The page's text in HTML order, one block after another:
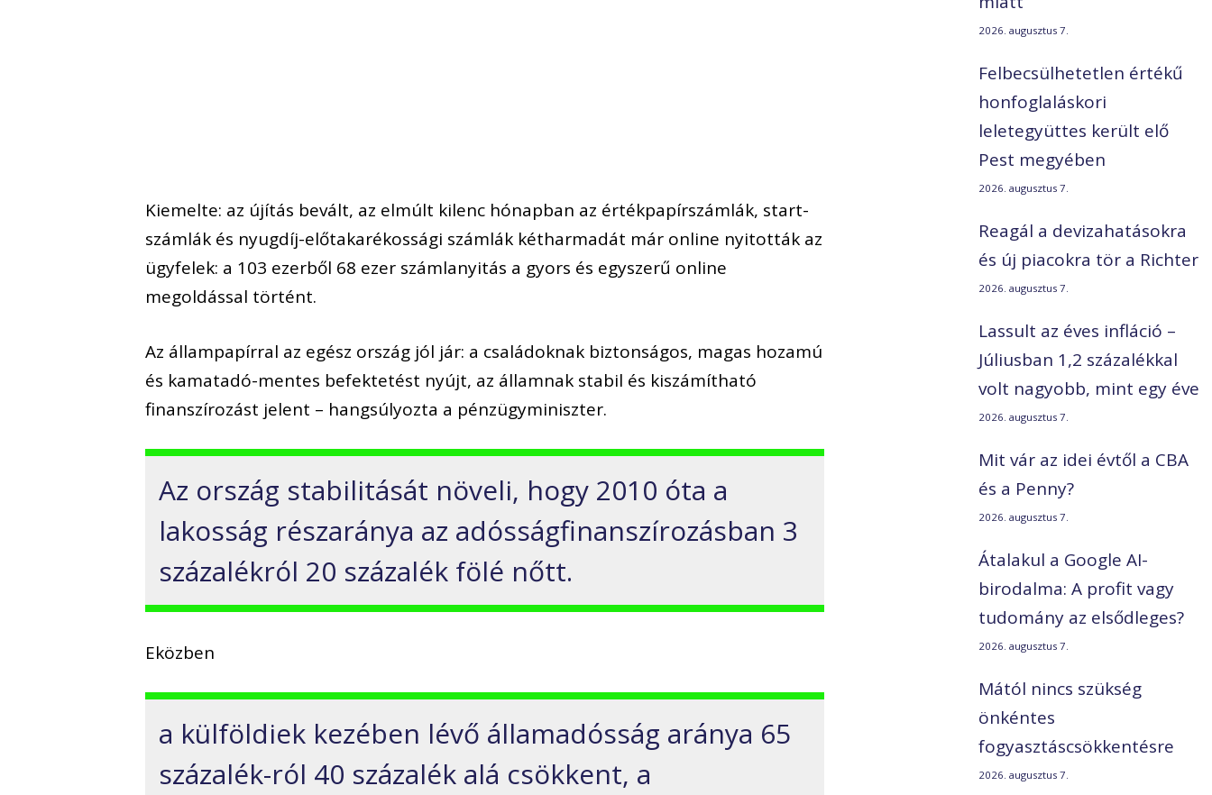
Kiemelte: az újítás bevált, az elmúlt kilenc hónapban az értékpapírszámlák, start-
számlák és nyugdíj-előtakarékossági számlák kétharmadát már online nyitották az
ügyfelek: a 103 ezerből 68 ezer számlanyitás a gyors és egyszerű online
megoldással történt.
Az állampapírral az egész ország jól jár: a családoknak biztonságos, magas hozamú
és kamatadó-mentes befektetést nyújt, az államnak stabil és kiszámítható
finanszírozást jelent – hangsúlyozta a pénzügyminiszter.
Az ország stabilitását növeli, hogy 2010 óta a
lakosság részaránya az adósságfinanszírozásban 3
százalékról 20 százalék fölé nőtt.
Eközben
a külföldiek kezében lévő államadósság aránya 65
százalék-ról 40 százalék alá csökkent, a
2026. augusztus 7.
Felbecsülhetetlen értékű
honfoglaláskori
leletegyüttes került elő
Pest megyében
2026. augusztus 7.
Reagál a devizahatásokra
és új piacokra tör a Richter
2026. augusztus 7.
Lassult az éves infláció –
Júliusban 1,2 százalékkal
volt nagyobb, mint egy éve
2026. augusztus 7.
Mit vár az idei évtől a CBA
és a Penny?
2026. augusztus 7.
Átalakul a Google AI-
birodalma: A profit vagy
tudomány az elsődleges?
2026. augusztus 7.
Mától nincs szükség
önkéntes
fogyasztáscsökkentésre
2026. augusztus 7.